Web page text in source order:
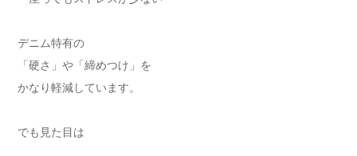
デニム特有の
「硬さ」や「締めつけ」を
かなり軽減しています。
でも見た目は